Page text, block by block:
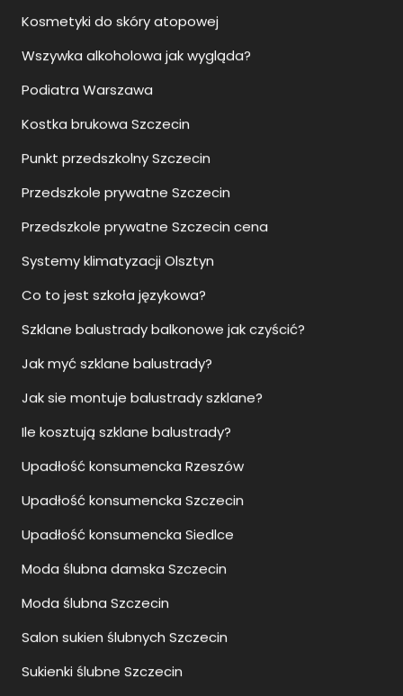
Podiatra Warszawa
Kostka brukowa Szczecin
Punkt przedszkolny Szczecin
Przedszkole prywatne Szczecin
Przedszkole prywatne Szczecin cena
Systemy klimatyzacji Olsztyn
Co to jest szkoła językowa?
Szklane balustrady balkonowe jak czyścić?
Jak myć szklane balustrady?
Jak sie montuje balustrady szklane?
Ile kosztują szklane balustrady?
Upadłość konsumencka Rzeszów
Upadłość konsumencka Szczecin
Upadłość konsumencka Siedlce
Moda ślubna damska Szczecin
Moda ślubna Szczecin
Salon sukien ślubnych Szczecin
Sukienki ślubne Szczecin
Jak otworzyć biuro nieruchomości?
Jak otworzyć agencje nieruchomości?